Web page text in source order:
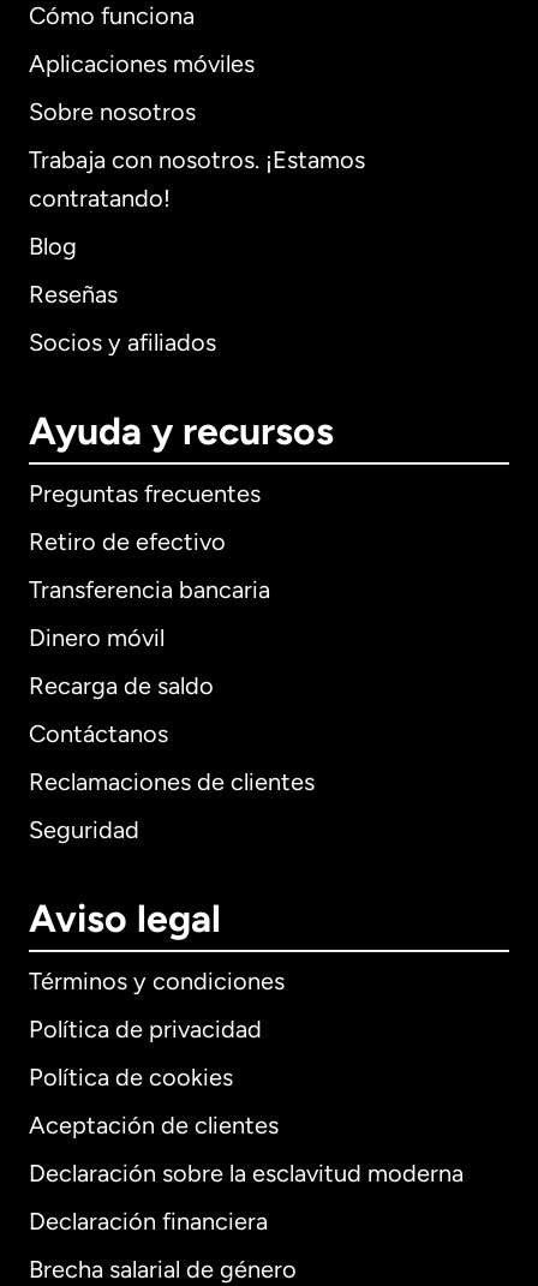
Cómo funciona
Aplicaciones móviles
Sobre nosotros
Trabaja con nosotros. ¡Estamos
contratando!
Blog
Reseñas
Socios y afiliados
Ayuda y recursos
Preguntas frecuentes
Retiro de efectivo
Transferencia bancaria
Dinero móvil
Recarga de saldo
Contáctanos
Reclamaciones de clientes
Seguridad
Aviso legal
Términos y condiciones
Política de privacidad
Política de cookies
Aceptación de clientes
Declaración sobre la esclavitud moderna
Declaración financiera
Brecha salarial de género
Internacional English